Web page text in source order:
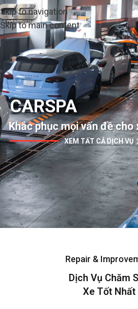
Skip to navigation
Skip to main content
XEM TẤT CẢ DỊCH VỤ
CARSPA
Khắc phục mọi vấn đề cho
Repair &
Dịch Vụ Chăm
Xe Tốt Nhất